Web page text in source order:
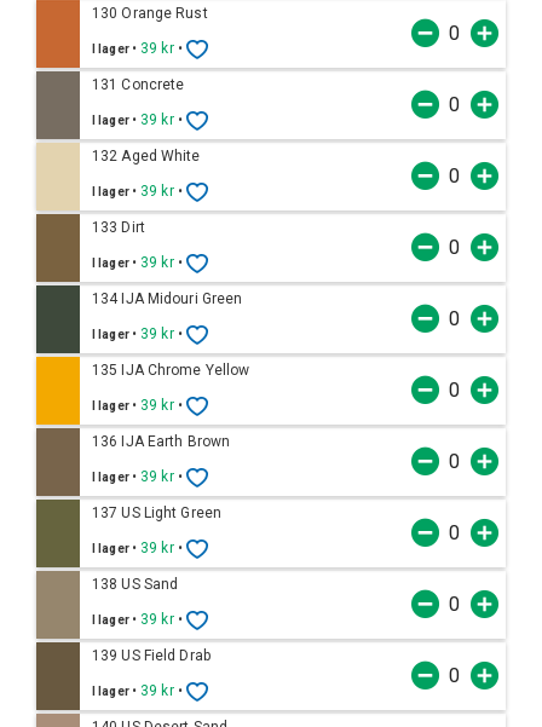
130 Orange Rust
I lager • 39 kr •
131 Concrete
I lager • 39 kr •
132 Aged White
I lager • 39 kr •
133 Dirt
I lager • 39 kr •
134 IJA Midouri Green
I lager • 39 kr •
135 IJA Chrome Yellow
I lager • 39 kr •
136 IJA Earth Brown
I lager • 39 kr •
137 US Light Green
I lager • 39 kr •
138 US Sand
I lager • 39 kr •
139 US Field Drab
I lager • 39 kr •